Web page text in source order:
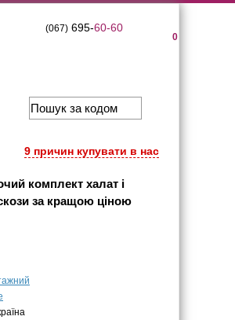
0
(067)695-60-60
9 причин купувати в нас
комплект халат і
за кращою ціною